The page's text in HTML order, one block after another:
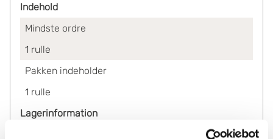
Indehold
Mindste ordre
1 rulle
Pakken indeholder
1 rulle
Lagerinformation